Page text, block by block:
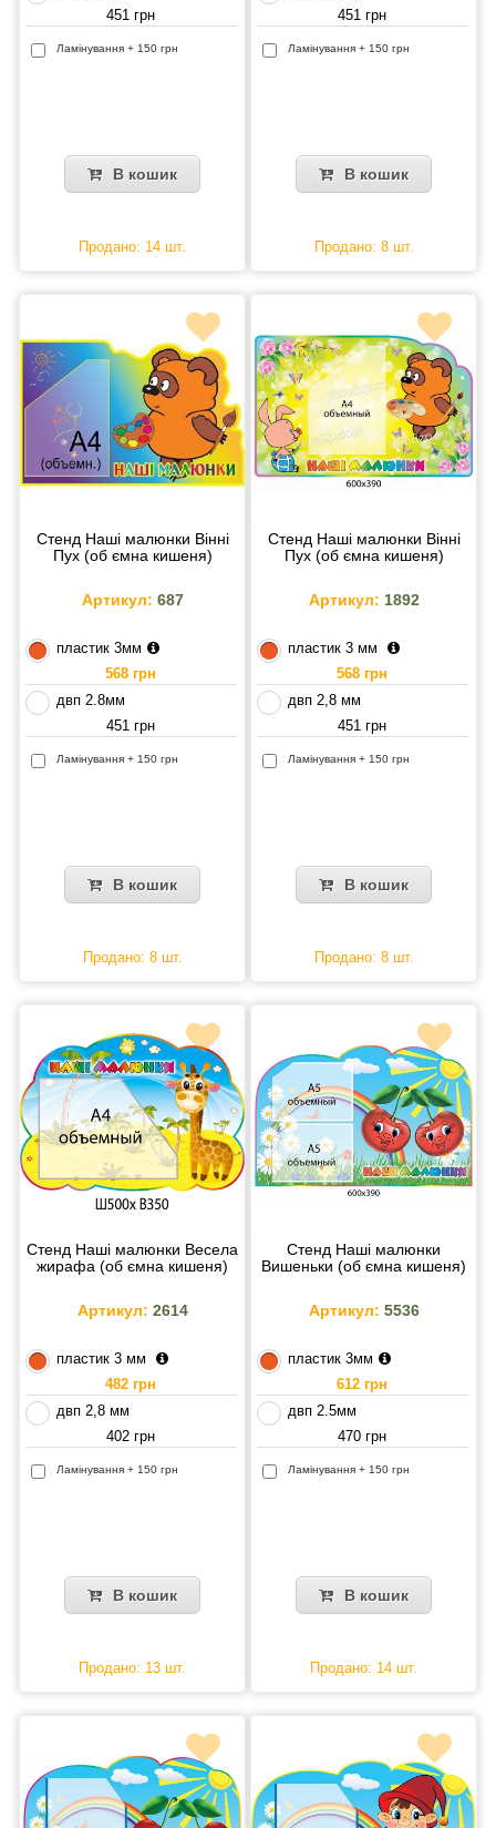
451 грн
Ламінування + 150 грн
В кошик
Продано: 14 шт.
451 грн
Ламінування + 150 грн
В кошик
Продано: 8 шт.
Стенд Наші малюнки Вінні
Пух (об ємна кишеня)
Артикул: 687
пластик 3мм
568 грн
двп 2.8мм
451 грн
Ламінування + 150 грн
В кошик
Продано: 8 шт.
Стенд Наші малюнки Вінні
Пух (об ємна кишеня)
Артикул: 1892
пластик 3 мм
568 грн
двп 2,8 мм
451 грн
Ламінування + 150 грн
В кошик
Продано: 8 шт.
Стенд Наші малюнки Весела
жирафа (об ємна кишеня)
Артикул: 2614
пластик 3 мм
482 грн
двп 2,8 мм
402 грн
Ламінування + 150 грн
В кошик
Продано: 13 шт.
Стенд Наші малюнки
Вишеньки (об ємна кишеня)
Артикул: 5536
пластик 3мм
612 грн
двп 2.5мм
470 грн
Ламінування + 150 грн
В кошик
Продано: 14 шт.